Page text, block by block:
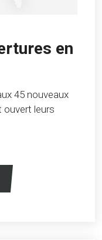
en
45 nouveaux
ouvert leurs